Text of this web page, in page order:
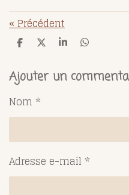
«Précédent
P
t
a
e
r
P
t
a
r
P
t
a
r
P
t
a
r
Ajouter un
Nom *
Adresse e-mail *